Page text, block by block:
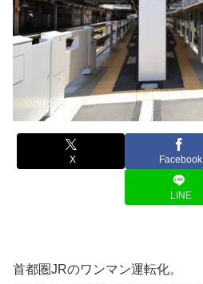
X Facebook
LINE
首都圏JRのワンマン運転化。